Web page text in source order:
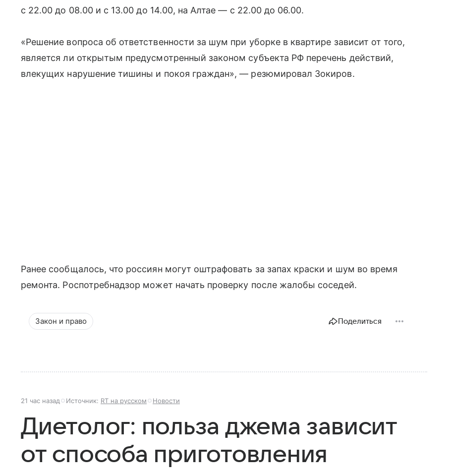
с 22.00 до 08.00 и с 13.00 до 14.00, на Алтае — с 22.00 до 06.00.
«Решение вопроса об ответственности за шум при уборке в квартире зависит от того,
является ли открытым предусмотренный законом субъекта РФ перечень действий,
влекущих нарушение тишины и покоя граждан», — резюмировал Зокиров.
Ранее сообщалось, что россиян могут оштрафовать за запах краски и шум во время
ремонта. Роспотребнадзор может начать проверку после жалобы соседей.
Закон и право Поделиться
21 час назад Источник: RT на русском Новости
Диетолог: польза джема зависит
от способа приготовления